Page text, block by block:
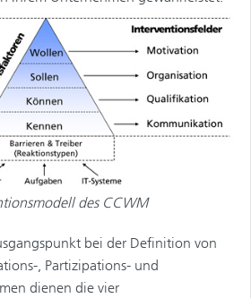
des CCWM
bei der Definition von
, Partizipations- und
dienen die vier